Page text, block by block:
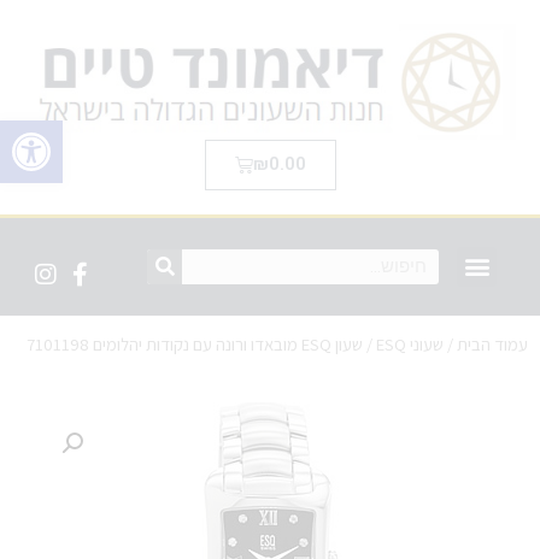
פתח
₪0.00
עמוד הבית שעוני ESQ / שעון ESQ מובאדו ורונה עם נקודות יהלומים 7101198